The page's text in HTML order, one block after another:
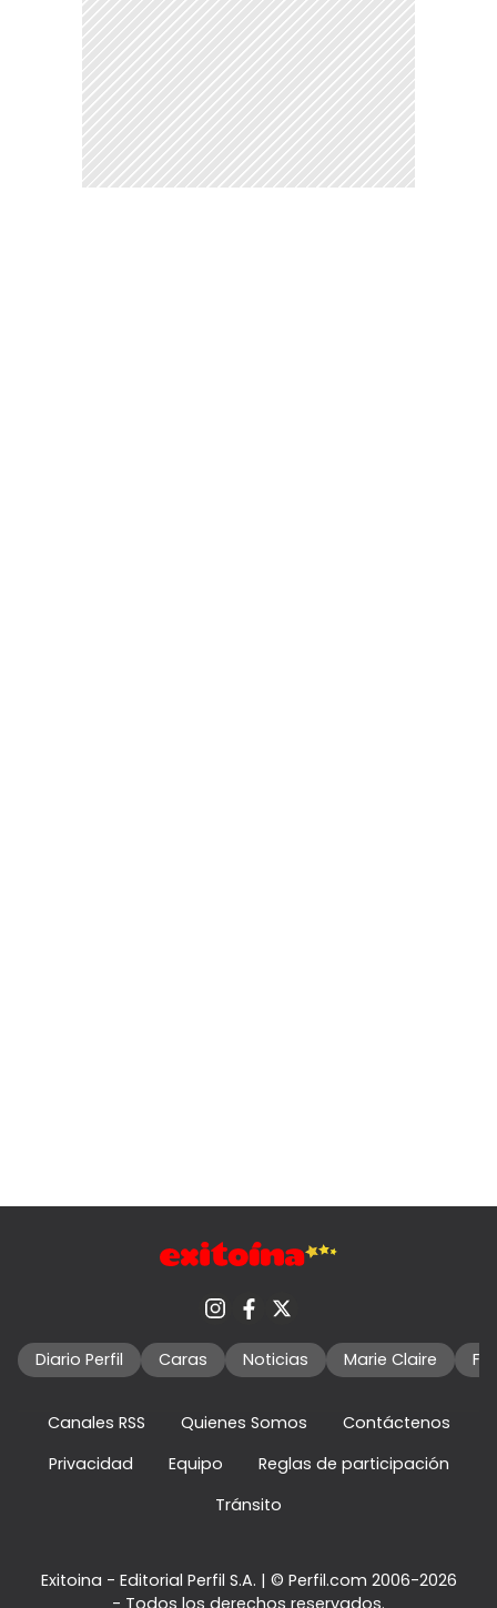
Diario Perfil Caras Noticias Marie Claire
Canales RSS Quienes Somos
Contáctenos
Privacidad
Equipo
Reglas de participación
Tránsito
Exitoina - Editorial Perfil S.A. | © Perfil.com 2006-2026
- Todos los derechos reservados.